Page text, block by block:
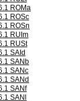
ROMa
ROSc
ROSn
RUIm
RUSt
SAId
SANb
SANc
SANd
SANf
SANl